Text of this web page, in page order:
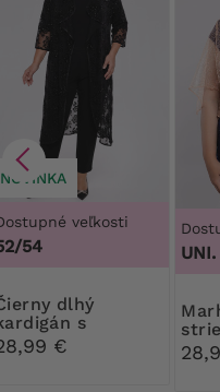
NOVINKA
veľkosti
54
s
kvetmi
€
UNI.
Marhuľovo-